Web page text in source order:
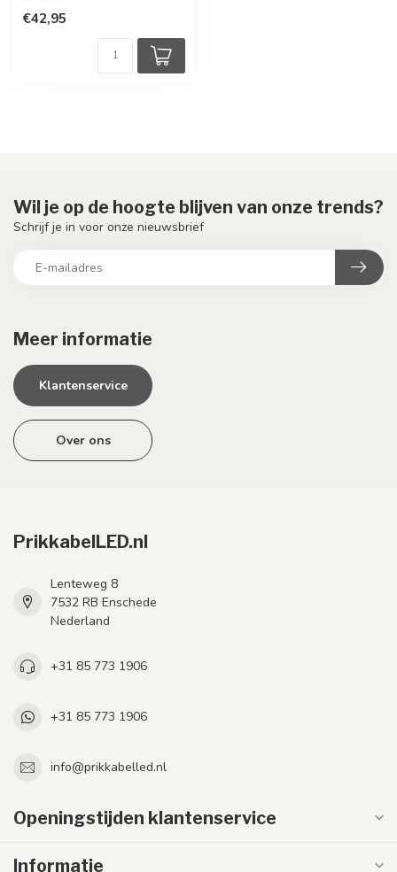
€42,95
Meer informatie
Klantenservice
Over ons
Wil je op de hoogte blijven van onze trends?
Schrijf je in voor onze nieuwsbrief
PrikkabelLED.nl
Lenteweg 8
7532 RB Enschede
Nederland
+31 85 773 1906
+31 85 773 1906
info@prikkabelled.nl
Openingstijden klantenservice
Informatie